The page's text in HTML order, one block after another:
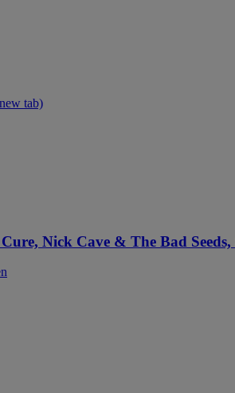
tab)
Nick Cave & The Bad